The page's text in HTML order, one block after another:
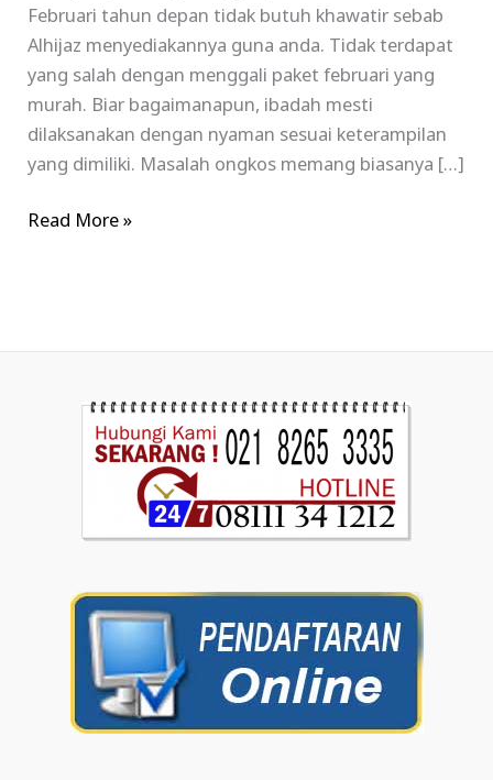
Februari tahun depan tidak butuh khawatir sebab
Alhijaz menyediakannya guna anda. Tidak terdapat
yang salah dengan menggali paket februari yang
murah. Biar bagaimanapun, ibadah mesti
dilaksanakan dengan nyaman sesuai keterampilan
yang dimiliki. Masalah ongkos memang biasanya […]
Read More »